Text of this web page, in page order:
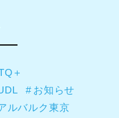
＋
お知らせ
ルバルク東京